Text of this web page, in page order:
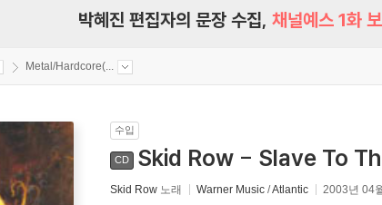
박혜진 편집자의 문장 수집, 채널예스 1화
Metal/Hardcore(...
수입
CD Skid Row - Slave To
Skid Row 노래 Warner Music /Atlantic 2003년 04